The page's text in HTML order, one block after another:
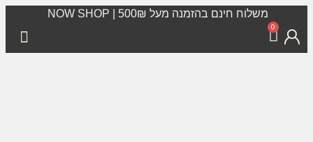
משלוח חינם בהזמנה מעל 500₪ | NOW SHOP
0